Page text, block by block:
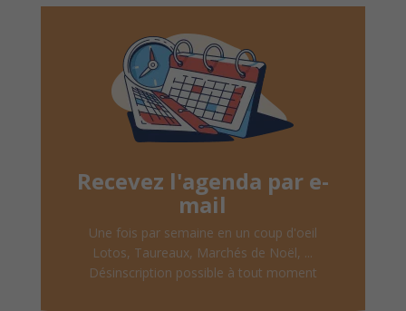
Recevez l'agenda par e-
mail
Une fois par semaine en un coup d'oeil
Lotos, Taureaux, Marchés de Noël, ...
Désinscription possible à tout moment